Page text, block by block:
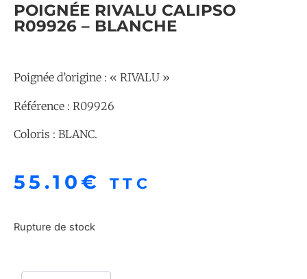
POIGNÉE RIVALU CALIPSO
R09926 – BLANCHE
Poignée d’origine : « RIVALU »
Référence : R09926
Coloris : BLANC.
55.10€ TTC
Rupture de stock